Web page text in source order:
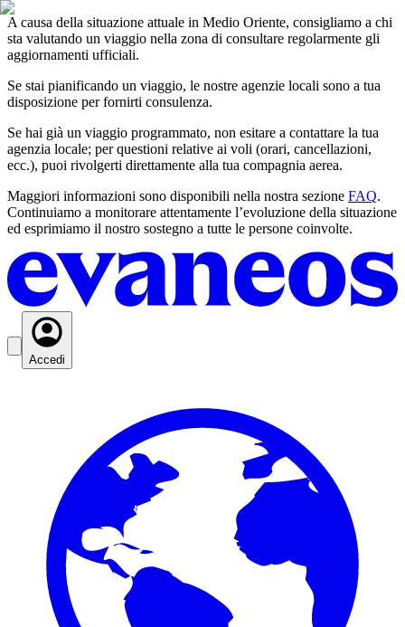
A causa della situazione attuale in Medio Oriente, consigliamo a chi
sta valutando un viaggio nella zona di consultare regolarmente gli
aggiornamenti ufficiali.
Se stai pianificando un viaggio, le nostre agenzie locali sono a tua
disposizione per fornirti consulenza.
Se hai già un viaggio programmato, non esitare a contattare la tua
agenzia locale; per questioni relative ai voli (orari, cancellazioni,
ecc.), puoi rivolgerti direttamente alla tua compagnia aerea.
Maggiori informazioni sono disponibili nella nostra sezione FAQ.
Continuiamo a monitorare attentamente l’evoluzione della situazione
ed esprimiamo il nostro sostegno a tutte le persone coinvolte.
Accedi